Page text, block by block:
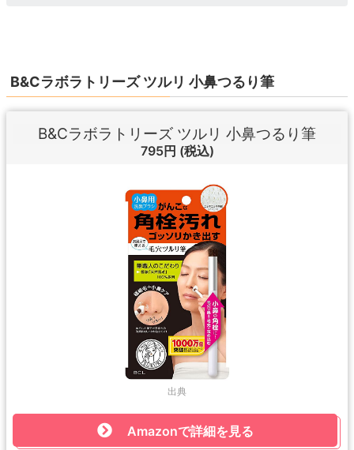
B&Cラボラトリーズ ツルリ 小鼻つるり筆
B&Cラボラトリーズ ツルリ 小鼻つるり筆
795円 (税込)
出典
Amazonで詳細を見る